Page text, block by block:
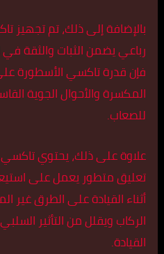
بالإضافة إلى ذلك، تم تجهيز
رباعي يضمن الثبات والثقة في
فإن قدرة تاكسي الأسطورة
المكسرة والأحوال الجوية
للصعاب.
علاوة على ذلك، يحتوي
تعليق متطور يعمل على
أثناء القيادة على الطرق غير
الركاب ويقلل من التأثير
القيادة.